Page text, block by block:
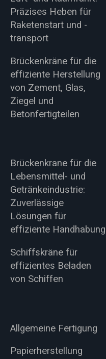
Präzises Heben für
Raketenstart und -
transport
Brückenkräne für die
effiziente Herstellung
von Zement, Glas,
Ziegel und
Betonfertigteilen
Brückenkrane für die
Lebensmittel- und
Getränkeindustrie:
Zuverlässige
Lösungen für
effiziente Handhabung
Schiffskräne für
effizientes Beladen
von Schiffen
Allgemeine Fertigung
Papierherstellung